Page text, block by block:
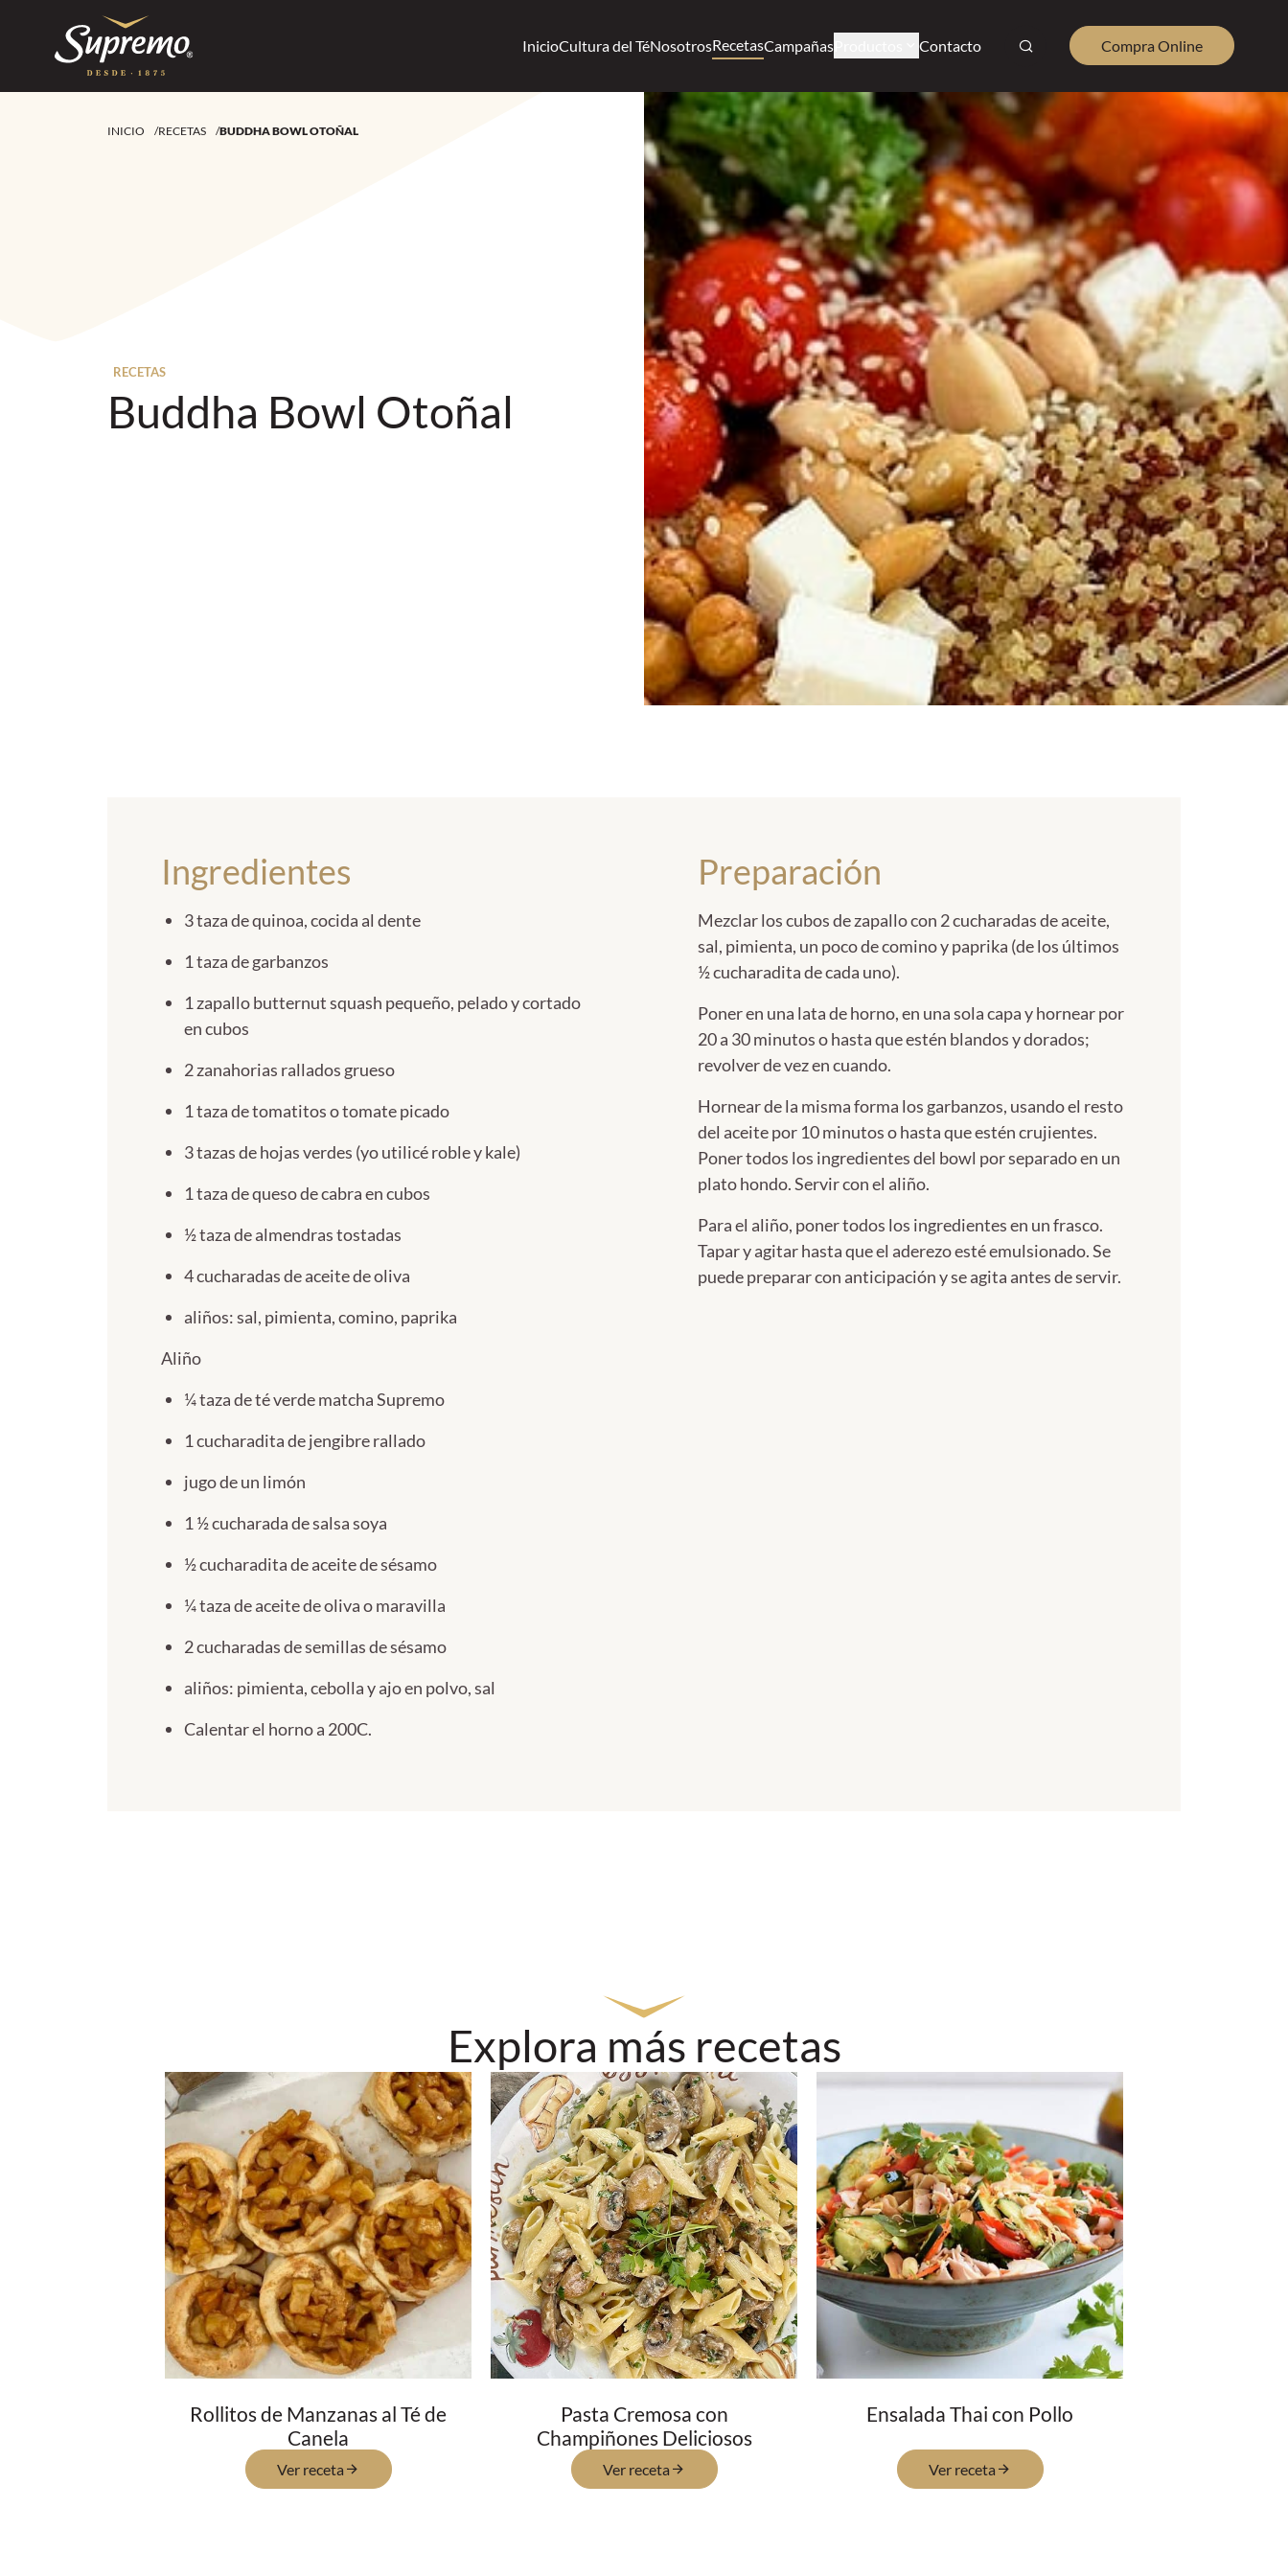
InicioCultura del TéNosotrosRecetasCampañas Contacto Compra Online
INICIO /RECETAS /BUDDHA BOWL OTOÑAL
RECETAS
Buddha Bowl Otoñal
Ingredientes
3 taza de quinoa, cocida al dente
1 taza de garbanzos
1 zapallo butternut squash pequeño, pelado y cortado
en cubos
2 zanahorias rallados grueso
1 taza de tomatitos o tomate picado
3 tazas de hojas verdes (yo utilicé roble y kale)
1 taza de queso de cabra en cubos
½ taza de almendras tostadas
4 cucharadas de aceite de oliva
aliños: sal, pimienta, comino, paprika
Aliño
¼ taza de té verde matcha Supremo
1 cucharadita de jengibre rallado
jugo de un limón
1 ½ cucharada de salsa soya
½ cucharadita de aceite de sésamo
¼ taza de aceite de oliva o maravilla
2 cucharadas de semillas de sésamo
aliños: pimienta, cebolla y ajo en polvo, sal
Calentar el horno a 200C.
Preparación
Mezclar los cubos de zapallo con 2 cucharadas de aceite,
sal, pimienta, un poco de comino y paprika (de los últimos
½ cucharadita de cada uno).
Poner en una lata de horno, en una sola capa y hornear por
20 a 30 minutos o hasta que estén blandos y dorados;
revolver de vez en cuando.
Hornear de la misma forma los garbanzos, usando el resto
del aceite por 10 minutos o hasta que estén crujientes.
Poner todos los ingredientes del bowl por separado en un
plato hondo. Servir con el aliño.
Para el aliño, poner todos los ingredientes en un frasco.
Tapar y agitar hasta que el aderezo esté emulsionado. Se
puede preparar con anticipación y se agita antes de servir.
Explora más recetas
Rollitos de Manzanas al Té de
Canela
Ver receta
Pasta Cremosa con
Champiñones Deliciosos
Ver receta
Ensalada Thai con Pollo
Ver receta